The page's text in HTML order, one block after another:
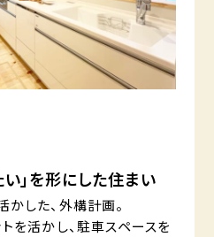
」を形にした住まい
した、外構計画。
を活かし、駐車スペースを